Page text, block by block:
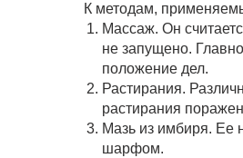
К методам,
Массаж. Он
не запущено.
положение дел.
Растирания.
растирания
Мазь из имбиря. Ее
шарфом.